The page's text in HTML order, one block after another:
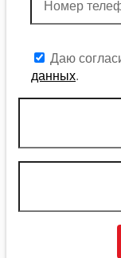
Даю
данных.